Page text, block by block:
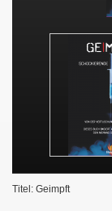
Titel: Geimpft